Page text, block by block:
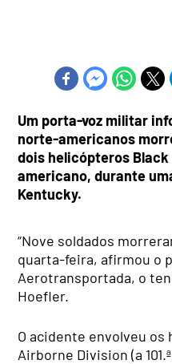
Um porta-voz militar
norte-americanos
dois helicópteros
americano, durante
Kentucky.
“Nove soldados
quarta-feira, afirmou o
Aerotransportada, o
Hoefler.
O acidente envolveu os
Airborne Division (a